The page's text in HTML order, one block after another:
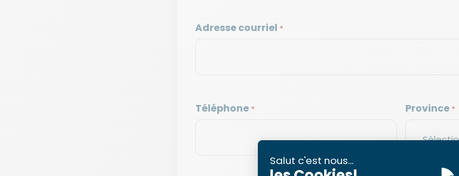
Adresse courriel *
Téléphone * Province *